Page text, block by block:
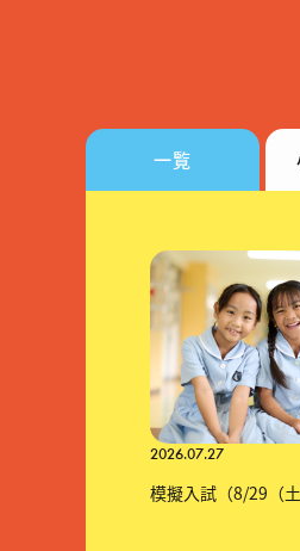
一覧
2026.07.27
模擬入試（8/29（